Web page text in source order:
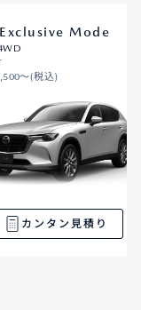
Mode
〜(税込)
カンタン見積り